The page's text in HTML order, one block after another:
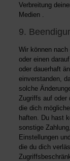
Verbreitung
Medien .
9.
Wir können
oder einen
oder dauerhaft
einverstanden,
solche
Zugriffs auf oder
die dich
haften. Du hast
sonstige
Einstellungen
die du dich